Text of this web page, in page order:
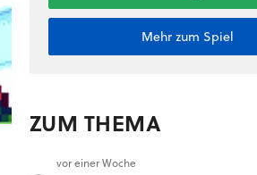
Mehr zum Spiel
ZUM THEMA
vor einer Woche